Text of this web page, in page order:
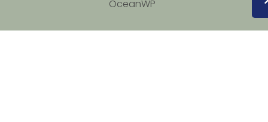
OceanWP